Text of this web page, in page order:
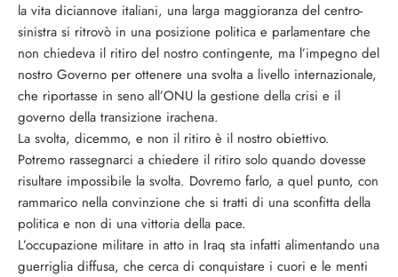
la vita diciannove italiani, una larga maggioranza del centro-
sinistra si ritrovò in una posizione politica e parlamentare che
non chiedeva il ritiro del nostro contingente, ma l’impegno del
nostro Governo per ottenere una svolta a livello internazionale,
che riportasse in seno all’ONU la gestione della crisi e il
governo della transizione irachena.
La svolta, dicemmo, e non il ritiro è il nostro obiettivo.
Potremo rassegnarci a chiedere il ritiro solo quando dovesse
risultare impossibile la svolta. Dovremo farlo, a quel punto, con
rammarico nella convinzione che si tratti di una sconfitta della
politica e non di una vittoria della pace.
L’occupazione militare in atto in Iraq sta infatti alimentando una
guerriglia diffusa, che cerca di conquistare i cuori e le menti